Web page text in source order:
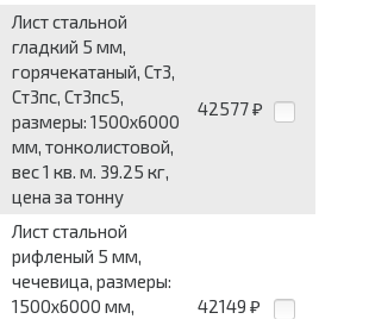
Лист стальной
гладкий 5 мм,
горячекатаный, Ст3,
Ст3пс, Ст3пс5,
размеры: 1500x6000
мм, тонколистовой,
вес 1 кв. м. 39.25 кг,
цена за тонну
42577 ₽
Лист стальной
рифленый 5 мм,
чечевица, размеры:
1500x6000 мм,
42149 ₽